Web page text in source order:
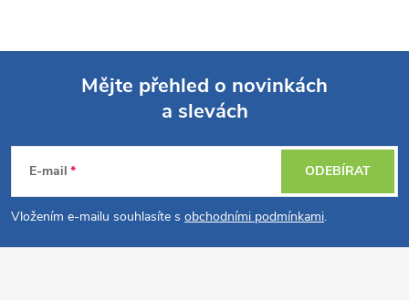
p
a
Mějte přehled o novinkách
a slevách
E-mail
Vložením e-mailu souhlasíte s obchodními podmínkami.
ODEBÍRAT